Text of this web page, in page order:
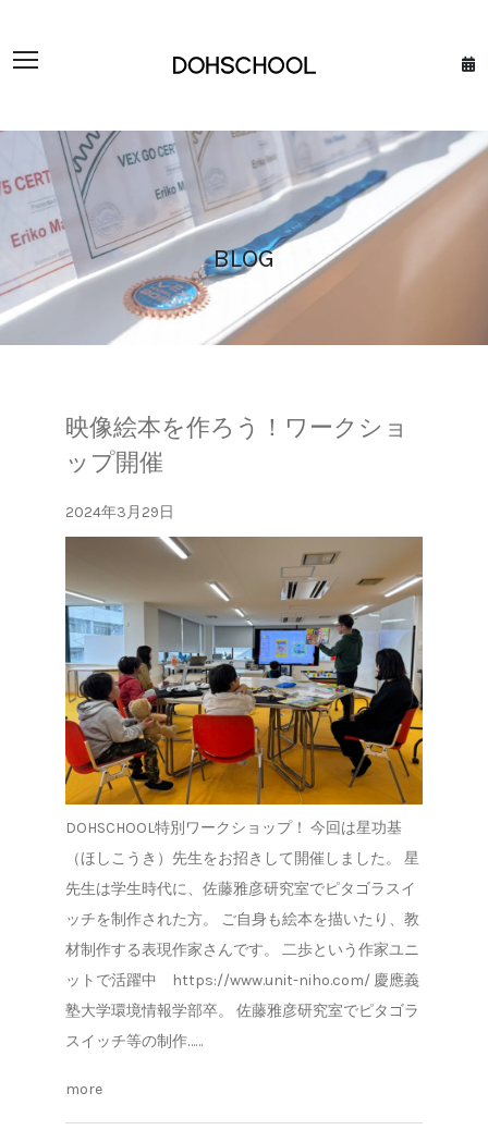
BLOG
映像絵本を作ろう！ワークショ
ップ開催
2024年3月29日
DOHSCHOOL特別ワークショップ！ 今回は星功基
（ほしこうき）先生をお招きして開催しました。 星
先生は学生時代に、佐藤雅彦研究室でピタゴラスイ
ッチを制作された方。 ご自身も絵本を描いたり、教
材制作する表現作家さんです。 二歩という作家ユニ
ットで活躍中 https://www.unit-niho.com/ 慶應義
塾大学環境情報学部卒。 佐藤雅彦研究室でピタゴラ
スイッチ等の制作……
more